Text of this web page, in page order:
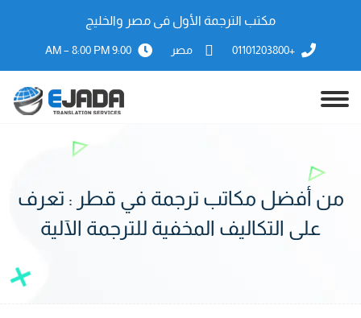
مكتب الترجمة الأول فى مصر والخليج
+01101203800 مصر 9:00 AM – 8:00 PM
من أفضل مكاتب ترجمة في قطر : تعرف
على التكاليف المخفية للترجمة الآلية